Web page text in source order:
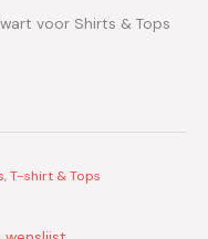
voor Shirts & Tops
,T-shirt & Tops